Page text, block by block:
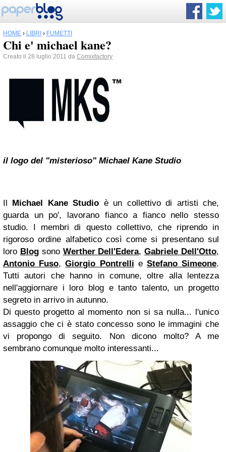
HOME › LIBRI › FUMETTI
Chi e' michael kane?
Creato il 28 luglio 2011 da Comixfactory
il logo del "misterioso" Michael Kane Studio
Il Michael Kane Studio è un collettivo di artisti che,
guarda un po', lavorano fianco a fianco nello stesso
studio. I membri di questo collettivo, che riprendo in
rigoroso ordine alfabetico così come si presentano sul
loro Blogsono Werther Dell'Edera,Gabriele Dell'Otto,
Antonio Fuso,Giorgio Pontrelli e Stefano Simeone.
Tutti autori che hanno in comune, oltre alla lentezza
nell'aggiornare i loro blog e tanto talento, un progetto
segreto in arrivo in autunno.
Di questo progetto al momento non si sa nulla... l'unico
assaggio che ci è stato concesso sono le immagini che
vi propongo di seguito. Non dicono molto? A me
sembrano comunque molto interessanti...